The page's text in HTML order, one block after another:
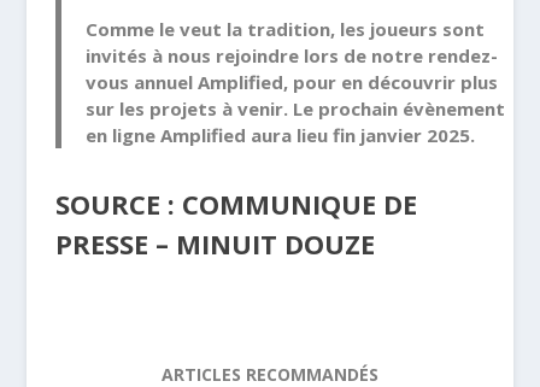
Comme le veut la tradition, les joueurs sont
invités à nous rejoindre lors de notre rendez-
vous annuelAmplified, pour en découvrir plus
sur les projets à venir. Le prochain évènement
en ligneAmplified aura lieu fin janvier 2025.
SOURCE : COMMUNIQUE DE
PRESSE – MINUIT DOUZE
ARTICLES RECOMMANDÉS